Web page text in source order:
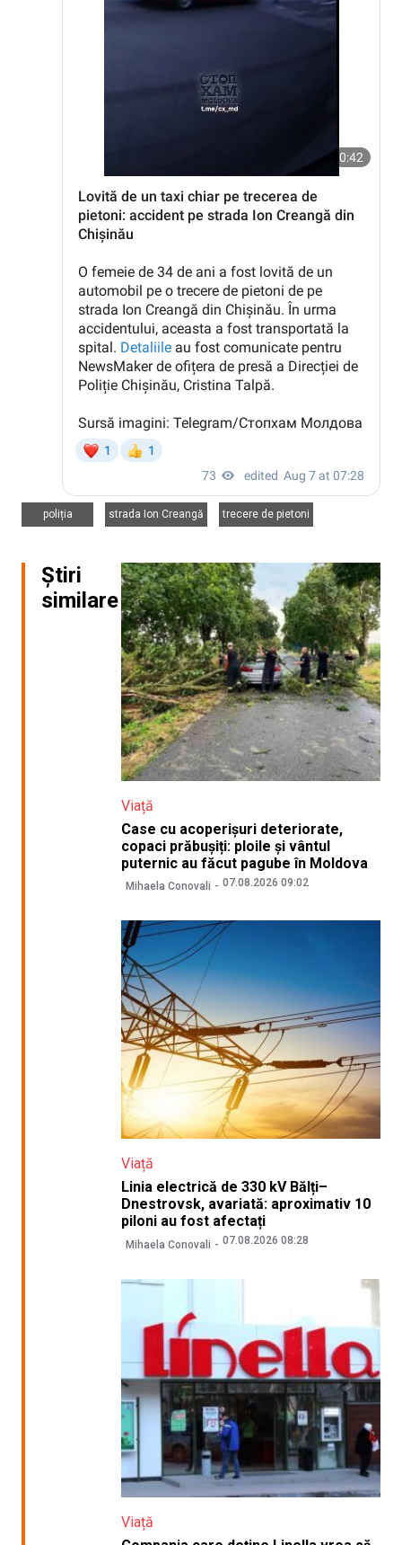
poliția
strada Ion Creangă
trecere de pietoni
Știri
similare
Viață
Case cu acoperișuri deteriorate,
copaci prăbușiți: ploile și vântul
puternic au făcut pagube în Moldova
Mihaela Conovali 07.08.2026 09:02
Viață
Linia electrică de 330 kV Bălți–
Dnestrovsk, avariată: aproximativ 10
piloni au fost afectați
Mihaela Conovali 07.08.2026 08:28
Viață